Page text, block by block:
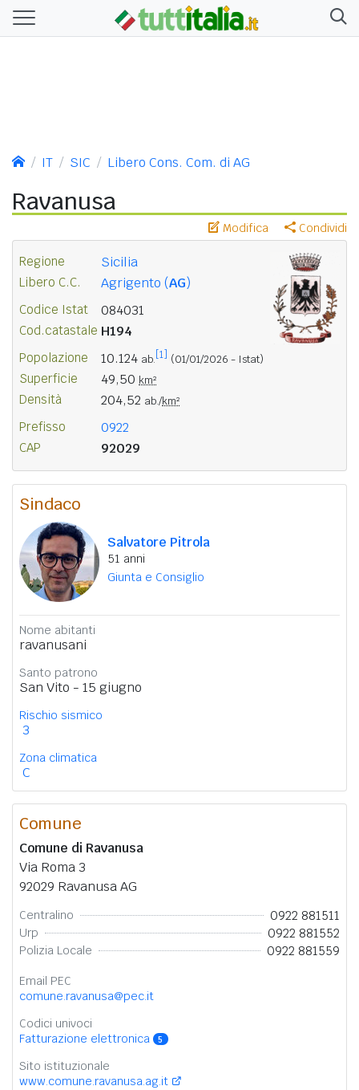
IT SIC Libero Cons. Com. di AG
Ravanusa
Modifica Condividi
Regione Sicilia
Libero C.C. Agrigento (AG)
Codice Istat 084031
Cod.catastale H194
Popolazione 10.124 ab. [1] (01/01/2026 - Istat)
Superficie 49,50 km²
Densità 204,52 ab./km²
Prefisso 0922
CAP 92029
Sindaco
Salvatore Pitrola
51 anni
Giunta e Consiglio
Nome abitanti
ravanusani
Santo patrono
San Vito - 15 giugno
Rischio sismico
3
Zona climatica
C
Comune
Comune di Ravanusa
Via Roma 3
92029 Ravanusa AG
Centralino 0922 881511
Urp 0922 881552
Polizia Locale 0922 881559
Email PEC
comune.ravanusa@pec.it
Codici univoci
Fatturazione elettronica
5
Sito istituzionale
www.comune.ravanusa.ag.it